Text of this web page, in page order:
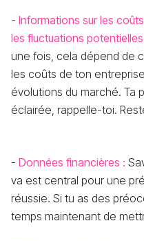
- Informations sur les
les fluctuations
une fois, cela dépend de
les coûts de ton
évolutions du marché. Ta
éclairée, rappelle-toi.
- Données financières :
va est central pour une
réussie. Si tu as des
temps maintenant de